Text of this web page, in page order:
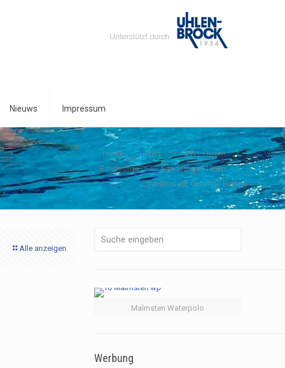
Nieuws Impressum
Home DWL
DWL Herren
Bundesliga
Bundesliga-Frauen
„Seidenstadt-Girls“ für Europa
Alle anzeigen
Malmsten Waterpolo
Werbung